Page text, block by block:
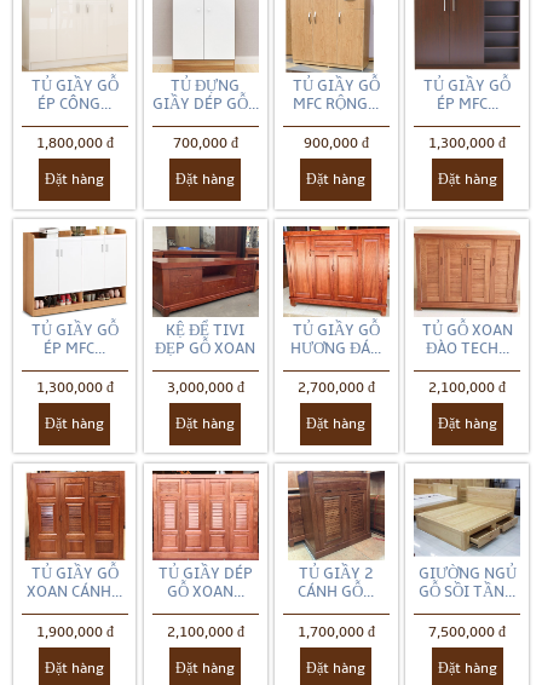
TỦ GIẦY GỖ
ÉP CÔNG...
1,800,000 đ
Đặt hàng
TỦ ĐỰNG
GIẦY DÉP GỖ...
700,000 đ
Đặt hàng
TỦ GIẦY GỖ
MFC RỘNG...
900,000 đ
Đặt hàng
TỦ GIẦY GỖ
ÉP MFC...
1,300,000 đ
Đặt hàng
TỦ GIẦY GỖ
ÉP MFC...
1,300,000 đ
Đặt hàng
KỆ ĐỂ TIVI
ĐẸP GỖ XOAN
3,000,000 đ
Đặt hàng
TỦ GIẦY GỖ
HƯƠNG ĐÁ...
2,700,000 đ
Đặt hàng
TỦ GỖ XOAN
ĐÀO TECH...
2,100,000 đ
Đặt hàng
TỦ GIẦY GỖ
XOAN CÁNH...
1,900,000 đ
Đặt hàng
TỦ GIẦY DÉP
GỖ XOAN...
2,100,000 đ
Đặt hàng
TỦ GIẦY 2
CÁNH GỖ...
1,700,000 đ
Đặt hàng
GIƯỜNG NGỦ
GỖ SỒI TẦN...
7,500,000 đ
Đặt hàng